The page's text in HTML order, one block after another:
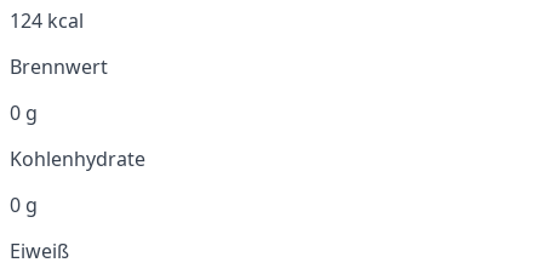
124 kcal
Brennwert
0 g
Kohlenhydrate
0 g
Eiweiß